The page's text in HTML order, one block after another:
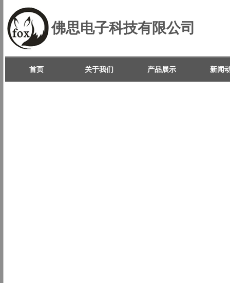
佛思电子科技有限公司
首页 关于我们 产品展示 新闻